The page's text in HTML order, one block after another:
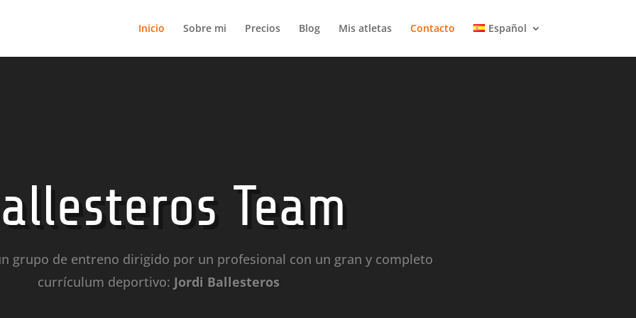
Inicio Sobre mi Precios Blog Mis atletas Contacto Español
Team
grupo de entreno dirigido por un profesional con un gran y completo
currículum deportivo: Jordi Ballesteros